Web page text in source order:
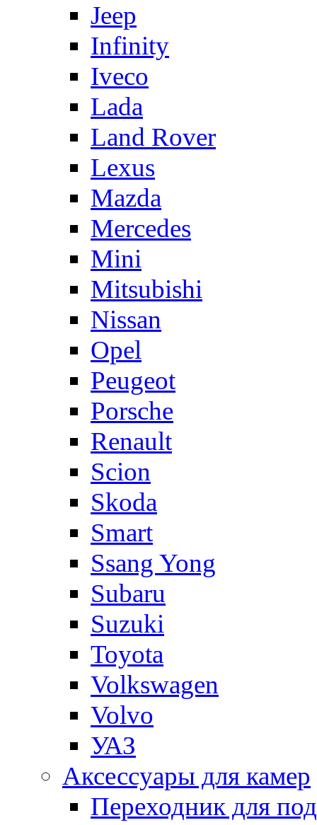
Jeep
Infinity
Iveco
Lada
Land Rover
Lexus
Mazda
Mercedes
Mini
Mitsubishi
Nissan
Opel
Peugeot
Porsche
Renault
Scion
Skoda
Smart
Ssang Yong
Subaru
Suzuki
Toyota
Volkswagen
Volvo
УАЗ
Аксессуары для камер
Переходник для